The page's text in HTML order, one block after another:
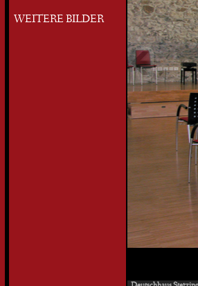
WEITERE BILDER